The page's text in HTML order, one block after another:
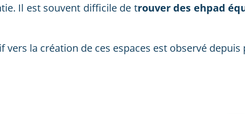
Il est souvent difficile de trouver des ehpad
la création de ces espaces est observé depuis